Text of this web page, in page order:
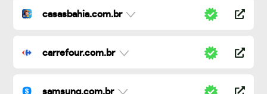
casasbahia.com.br
carrefour.com.br
samsung.com.br